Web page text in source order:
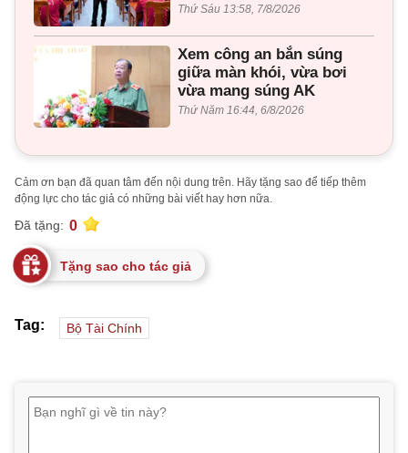
Thứ Sáu 13:58, 7/8/2026
Xem công an bắn súng
giữa màn khói, vừa bơi
vừa mang súng AK
Thứ Năm 16:44, 6/8/2026
Cảm ơn bạn đã quan tâm đến nội dung trên. Hãy tặng sao để tiếp thêm
động lực cho tác giả có những bài viết hay hơn nữa.
Đã tặng: 0
Tặng sao cho tác giả
Tag: Bộ Tài Chính